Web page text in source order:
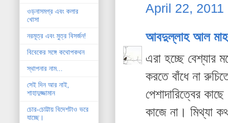
April 22, 2011
আবদুল্লাহ আল
এরা হচ্ছে বেশ্যার
করতে বাঁধে না
পেশাদারিত্বের
কাজে না। মিথ্যা
ওড়নাসমগ্র এবং কলার
খোসা
নরমূত্র এবং মুত্র বিসর্জন!
বিবেকের সঙ্গে কথোপকথন
স্থাপনার নাম...
সেই দিন আর নাই,
শাহাদুজ্জামান
চোর-চোট্টায় বিদেশটাও ভরে
যাচ্ছে।